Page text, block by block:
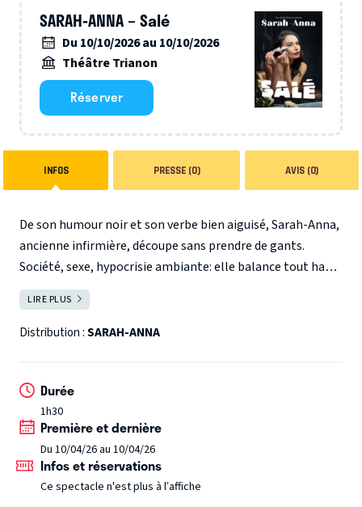
SARAH-ANNA – Salé
Du 10/10/2026 au 10/10/2026
Théâtre Trianon
Réserver
INFOS PRESSE (0) AVIS (0)
De son humour noir et son verbe bien aiguisé, Sarah-Anna,
ancienne infirmière, découpe sans prendre de gants.
Société, sexe, hypocrisie ambiante: elle balance tout haut
ce que tout le monde ose à peine penser tout bas.
Vous allez rire, et vous demander parfois si vous en avez le
LIRE PLUS
Distribution :SARAH-ANNA
Durée
1h30
Première et dernière
Du 10/04/26 au 10/04/26
Infos et réservations
Ce spectacle n'est plus à l’affiche